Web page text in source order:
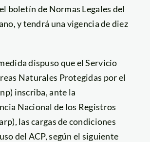
boletín de Normas Legales del
y tendrá una vigencia de diez
dispuso que el Servicio
Naturales Protegidas por el
inscriba, ante la
Nacional de los Registros
las cargas de condiciones
del ACP, según el siguiente